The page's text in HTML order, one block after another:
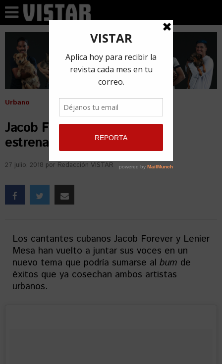
Urbano
Jacob Forever y Lenier Mesa
estrenan nueva colaboración
27 julio, 2018 por Redacción VISTAR
Los cantantes cubanos Jacob Forever y Lenier
Mesa han vuelto a juntar sus voces en un
nuevo tema que podría sumarse al bum de
éxitos que ya cosechan ambos artistas
urbanos.